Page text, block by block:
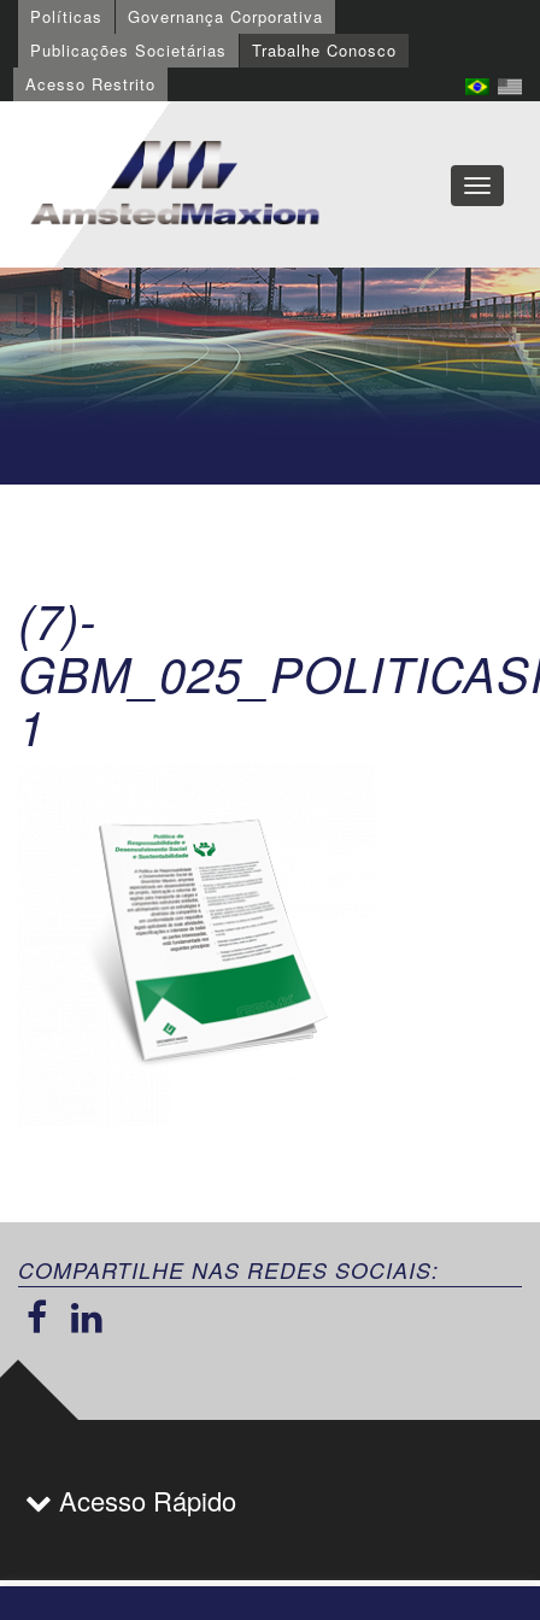
Políticas
Governança Corporativa
Publicações Societárias
Trabalhe Conosco
Acesso Restrito
(7)-
1
COMPARTILHE NAS REDES SOCIAIS:
Acesso Rápido